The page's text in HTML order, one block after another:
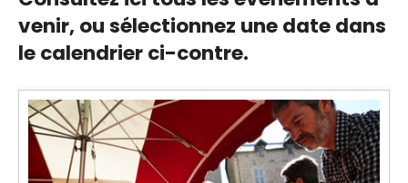
venir,ou sélectionnez une date dans
le calendrier ci-contre.